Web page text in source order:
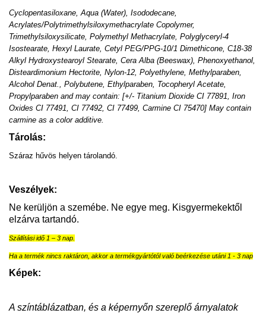
Cyclopentasiloxane, Aqua (Water), Isododecane,
Acrylates/Polytrimethylsiloxymethacrylate Copolymer,
Trimethylsiloxysilicate, Polymethyl Methacrylate, Polyglyceryl-4
Isostearate, Hexyl Laurate, Cetyl PEG/PPG-10/1 Dimethicone, C18-38
Alkyl Hydroxystearoyl Stearate, Cera Alba (Beeswax), Phenoxyethanol,
Disteardimonium Hectorite, Nylon-12, Polyethylene, Methylparaben,
Alcohol Denat., Polybutene, Ethylparaben, Tocopheryl Acetate,
Propylparaben and may contain: [+/- Titanium Dioxide CI 77891, Iron
Oxides CI 77491, CI 77492, CI 77499, Carmine CI 75470] May contain
carmine as a color additive.
Tárolás:
Száraz hűvös helyen tárolandó.
Veszélyek:
Ne kerüljön a szemébe. Ne egye meg. Kisgyermekektől
elzárva tartandó.
Szállítási idő 1 – 3 nap.
Ha a termék nincs raktáron, akkor a termékgyártótól való beérkezése utáni 1 - 3 nap
Képek:
A színtáblázatban, és a képernyőn szereplő árnyalatok